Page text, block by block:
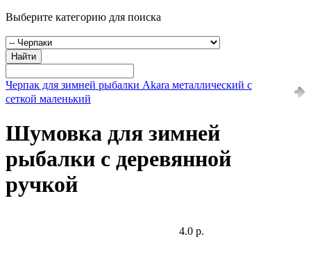
Выберите категорию для поиска
Найти
Черпак для зимней рыбалки Akara металлический с
сеткой маленький
Шумовка для зимней
рыбалки с деревянной
ручкой
4.0 р.